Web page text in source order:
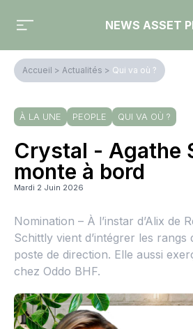
NEWS ASSET
Accueil > Actualités > Qui va où ?
À LA UNE PEOPLE QUI VA OÙ ?
Crystal - Agathe
monte à bord
Mardi 2 Juin 2026
Nomination – À l’instar d’Alix de
Schittly vient d’intégrer les rangs
poste de direction. Elle aussi
chez Oddo BHF.